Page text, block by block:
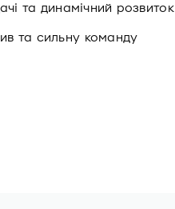
та динамічний розвиток
та сильну команду